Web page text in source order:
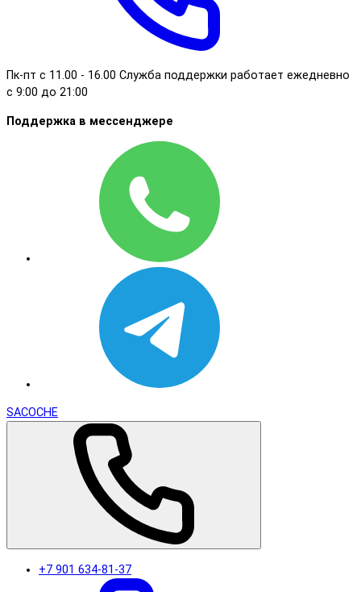
Пк-пт с 11.00 - 16.00 Служба поддержки работает ежедневно
с 9:00 до 21:00
Поддержка в мессенджере
SACOCHE
+7 901 634-81-37